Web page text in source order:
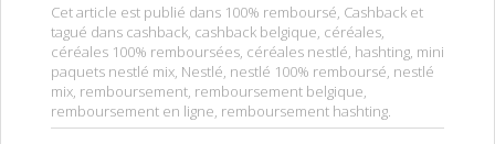
Cet article est publié dans 100% remboursé, Cashback et
tagué dans cashback, cashback belgique, céréales,
céréales 100% remboursées, céréales nestlé, hashting, mini
paquets nestlé mix, Nestlé, nestlé 100% remboursé, nestlé
mix, remboursement, remboursement belgique,
remboursement en ligne, remboursement hashting.